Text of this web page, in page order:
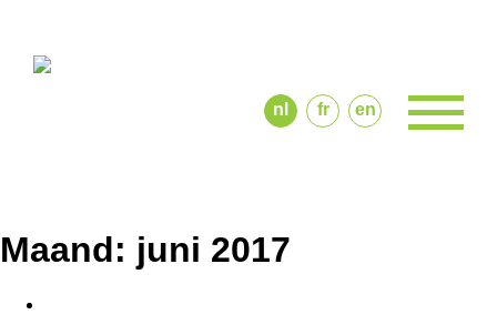
nl fr en
over ons
Maand: juni 2017